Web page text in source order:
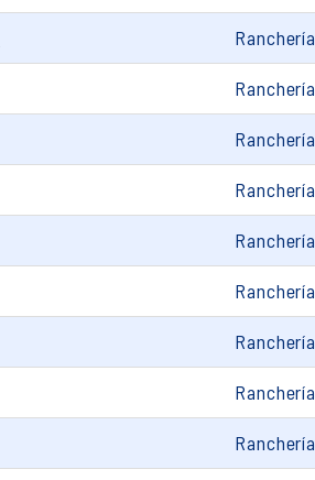
Ranchería
Ranchería
Ranchería
Ranchería
Ranchería
Ranchería
Ranchería
Ranchería
Ranchería